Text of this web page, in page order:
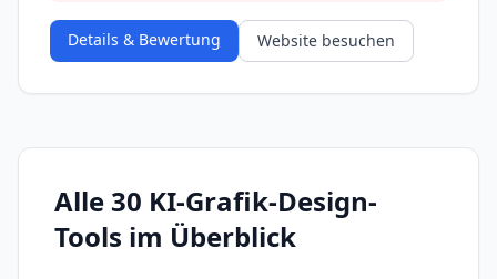
Details & Bewertung Website besuchen
Alle 30 KI-Grafik-Design-
Tools im Überblick